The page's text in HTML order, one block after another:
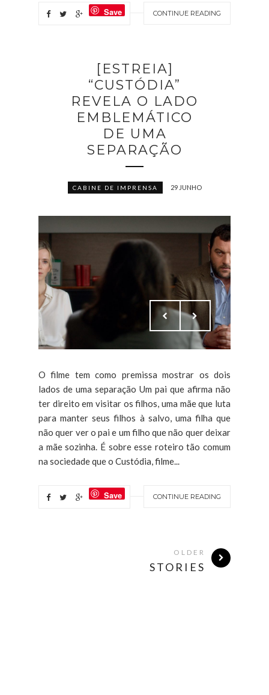
CONTINUE READING
Save
[ESTREIA]
“CUSTÓDIA”
REVELA O LADO
EMBLEMÁTICO
DE UMA
SEPARAÇÃO
CABINE DE IMPRENSA 29 JUNHO
O filme tem como premissa mostrar os dois
lados de uma separação Um pai que afirma não
ter direito em visitar os filhos, uma mãe que luta
para manter seus filhos à salvo, uma filha que
não quer ver o pai e um filho que não quer deixar
a mãe sozinha. É sobre esse roteiro tão comum
na sociedade que o Custódia, filme...
CONTINUE READING
Save
OLDER
STORIES